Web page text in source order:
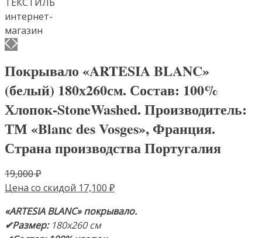
Покрывало «ARTESIA BLANC»
(белый) 180х260см. Состав: 100%
Хлопок-StoneWashed. Производитель:
ТМ «Blanc des Vosges», Франция.
Страна производства Португалия
19,000₽Первоначальная
цена
19,000 ₽.
Цена со скидой 17,100 ₽Текущая
17,100 ₽.
«ARTESIA BLANC»покрывало.
✔Размер:180х260 см